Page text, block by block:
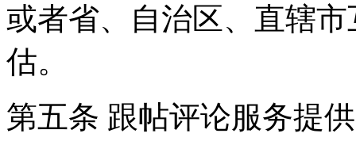
或者省、自治区、直辖
估。
第五条 跟帖评论服务提